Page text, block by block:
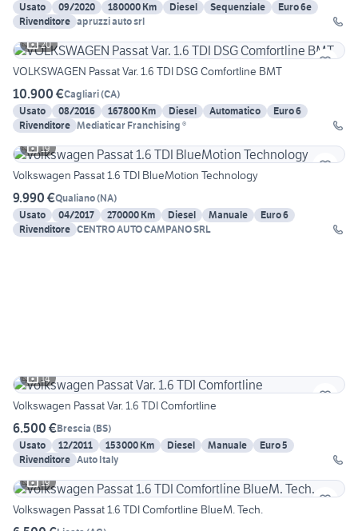
Usato
09/2020 180000 Km Diesel Sequenziale
Euro 6e
Rivenditore apruzzi auto srl
20
VOLKSWAGEN Passat Var. 1.6 TDI DSG Comfortline BMT
10.900 €Cagliari(CA)
Usato
08/2016 167800 Km Diesel Automatico
Euro 6
Rivenditore Mediaticar Franchising ®
19
Volkswagen Passat 1.6 TDI BlueMotion Technology
9.990 €Qualiano(NA)
Usato
04/2017 270000 Km Diesel Manuale
Euro 6
Rivenditore CENTRO AUTO CAMPANO SRL
14
Volkswagen Passat Var. 1.6 TDI Comfortline
6.500 €Brescia (BS)
Usato
12/2011 153000 Km Diesel Manuale
Euro 5
Rivenditore Auto Italy
19
Volkswagen Passat 1.6 TDI Comfortline BlueM. Tech.